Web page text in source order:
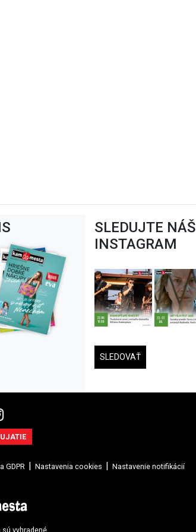
SLEDUJTE NÁŠ
INSTAGRAM
SLEDOVAŤ
GDPR Nastavenia cookies Nastavenie notifikácií
vyhradené.